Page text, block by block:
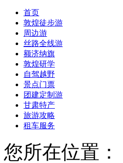
首页
敦煌徒步游
周边游
丝路全线游
额济纳旗
敦煌研学
自驾越野
景点门票
团建定制游
甘肃特产
旅游攻略
租车服务
您所在位置：